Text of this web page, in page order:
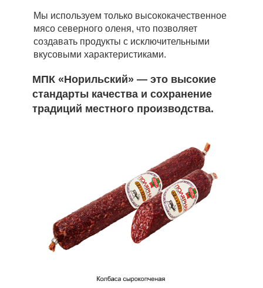
МПК «Норильский» — это высокие
стандарты качества и сохранение
традиций местного производства.
Мы используем только высококачественное
мясо северного оленя, что позволяет
создавать продукты с исключительными
вкусовыми характеристиками.